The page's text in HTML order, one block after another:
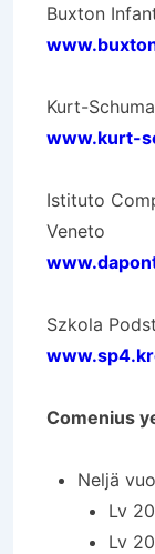
Buxton
Kurt-
www.kurt-
Istituto
Veneto
Szkola
Comenius
Neljä
Lv
Lv